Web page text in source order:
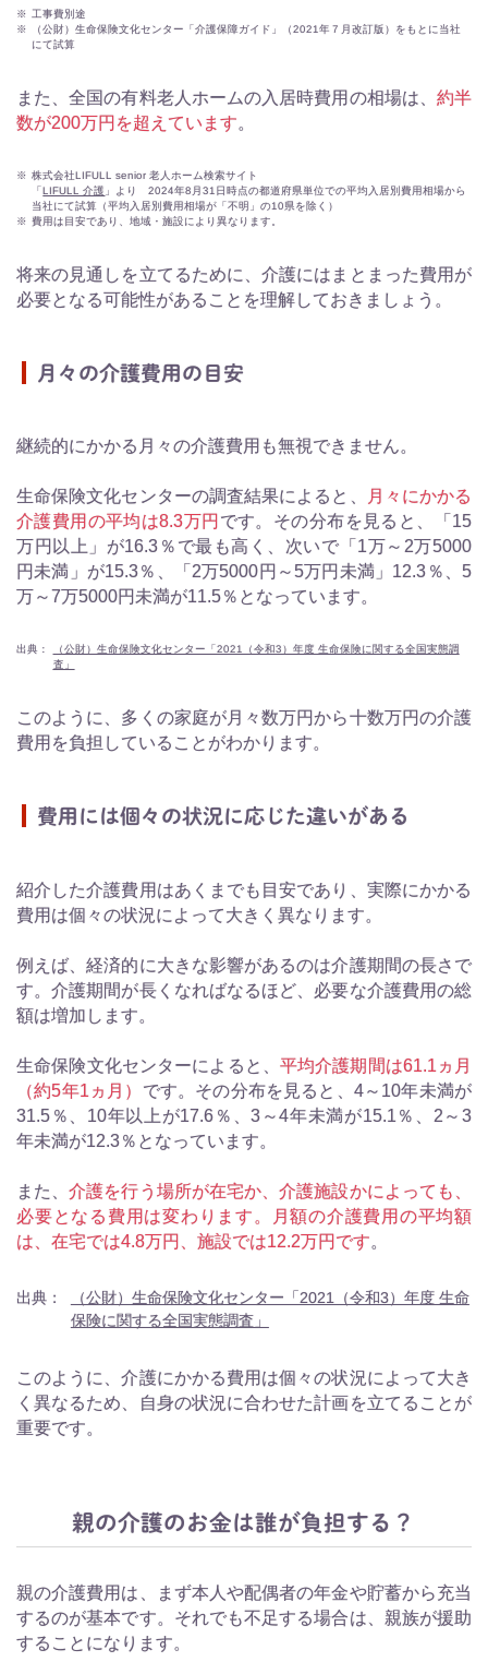
※ 工事費別途
※ （公財）生命保険文化センター「介護保障ガイド」（2021年７月改訂版）をもとに当社
にて試算
また、全国の有料老人ホームの入居時費用の相場は、 約半
数が200万円を超えています。
※ 株式会社LIFULL senior 老人ホーム検索サイト
「LIFULL 介護 」より 2024年8月31日時点の都道府県単位での平均入居別費用相場から
当社にて試算（平均入居別費用相場が「不明」の10県を除く）
※ 費用は目安であり、地域・施設により異なります。
将来の見通しを立てるために、介護にはまとまった費用が
必要となる可能性があることを理解しておきましょう。
月々の介護費用の目安
継続的にかかる月々の介護費用も無視できません。
生命保険文化センターの調査結果によると、
月々にかかる
介護費用の平均は8.3万円 です。その分布を見ると、「15
万円以上」が16.3％で最も高く、次いで「1万～2万5000
円未満」が15.3％、「2万5000円～5万円未満」12.3％、5
万～7万5000円未満が11.5％となっています。
出典： （公財）生命保険文化センター「2021（令和3）年度 生命保険に関する全国実態調
査」
このように、多くの家庭が月々数万円から十数万円の介護
費用を負担していることがわかります。
費用には個々の状況に応じた違いがある
紹介した介護費用はあくまでも目安であり、実際にかかる
費用は個々の状況によって大きく異なります。
例えば、経済的に大きな影響があるのは介護期間の長さで
す。介護期間が長くなればなるほど、必要な介護費用の総
額は増加します。
生命保険文化センターによると、 平均介護期間は61.1ヵ月
（約5年1ヵ月） です。その分布を見ると、4～10年未満が
31.5％、10年以上が17.6％、3～4年未満が15.1％、2～3
年未満が12.3％となっています。
また、介護を行う場所が在宅か、介護施設かによっても、
必要となる費用は変わります。月額の介護費用の平均額
は、在宅では4.8万円、施設では12.2万円です。
出典： （公財）生命保険文化センター「2021（令和3）年度 生命
保険に関する全国実態調査」
このように、介護にかかる費用は個々の状況によって大き
く異なるため、自身の状況に合わせた計画を立てることが
重要です。
親の介護のお金は誰が負担する？
親の介護費用は、まず本人や配偶者の年金や貯蓄から充当
するのが基本です。それでも不足する場合は、親族が援助
することになります。